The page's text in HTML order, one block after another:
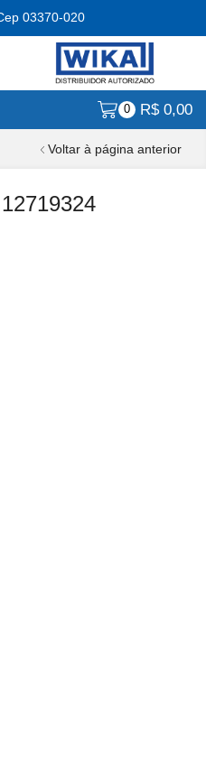
03370-020
0 R$0,00
Voltar à página anterior